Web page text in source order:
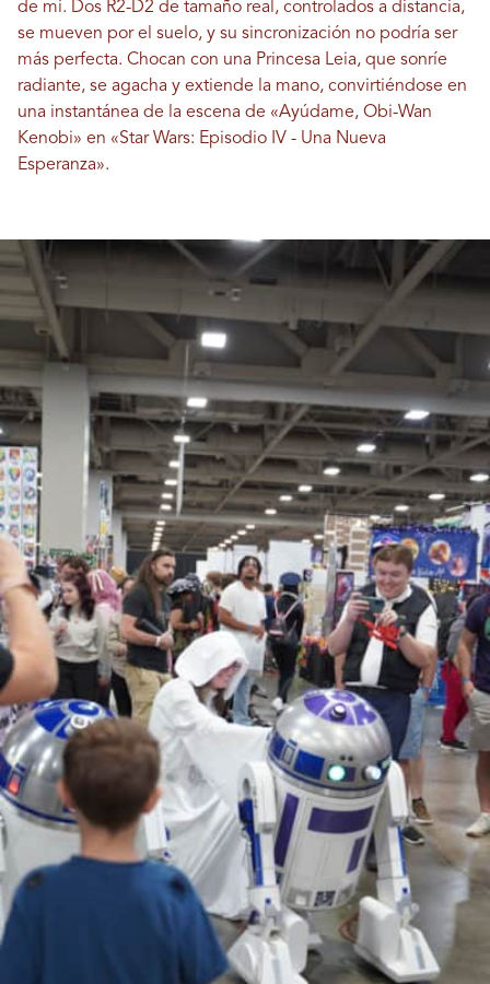
de mí. Dos R2-D2 de tamaño real, controlados a distancia,
se mueven por el suelo, y su sincronización no podría ser
más perfecta. Chocan con una Princesa Leia, que sonríe
radiante, se agacha y extiende la mano, convirtiéndose en
una instantánea de la escena de «Ayúdame, Obi-Wan
Kenobi» en «Star Wars: Episodio IV - Una Nueva
Esperanza».